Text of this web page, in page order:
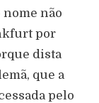
não
por
dista
que a
pelo